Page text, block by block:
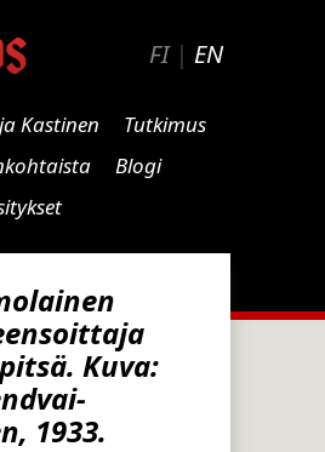
FI| EN
Kastinen
Tutkimus
Blogi
Kuva:
1933.